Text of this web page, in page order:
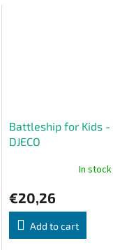
Battleship for Kids -
DJECO
In stock
€20,26
Add to cart